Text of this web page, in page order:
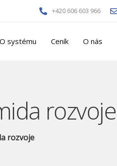
+420 606 603 966
O systému Ceník O nás
rozvoje
rozvoje